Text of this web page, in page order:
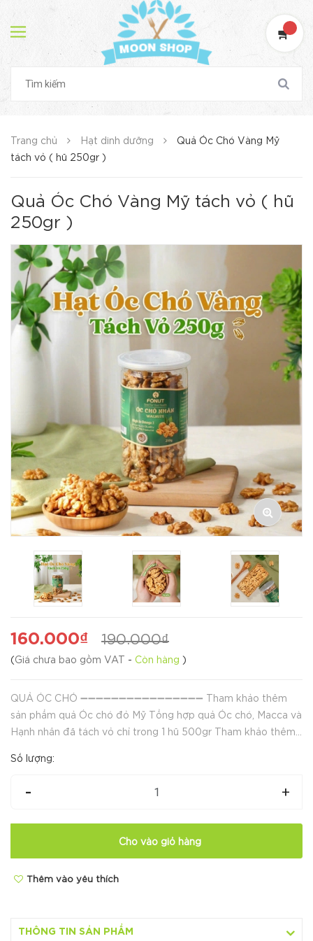
Trang chủ Hạt dinh dưỡng
Quả Óc Chó Vàng Mỹ
tách vỏ ( hũ 250gr )
Quả Óc Chó Vàng Mỹ tách vỏ ( hũ
250gr )
160.000₫ 190.000₫
( Giá chưa bao gồm VAT - Còn hàng )
QUẢ ÓC CHÓ ➖➖➖➖➖➖➖➖➖➖➖➖➖➖➖➖ Tham khảo thêm
sản phẩm quả Óc chó đỏ Mỹ Tổng hợp quả Óc chó, Macca và
Hạnh nhân đã tách vỏ chỉ trong 1 hũ 500gr Tham khảo thêm
ngán ➖➖➖➖➖➖➖➖➖➖➖➖➖➖➖...
Số lượng:
- +
Cho vào giỏ hàng
Thêm vào yêu thích
THÔNG TIN SẢN PHẨM